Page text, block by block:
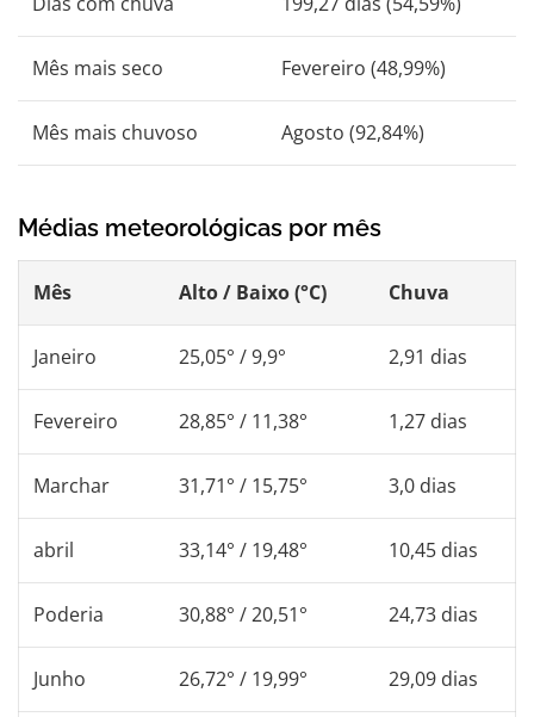
Mês mais seco Fevereiro (48,99%)
Mês mais chuvoso Agosto (92,84%)
Médias meteorológicas por mês
Mês Alto / Baixo (°C) Chuva
Janeiro 25,05° / 9,9° 2,91 dias
Fevereiro 28,85° / 11,38° 1,27 dias
Marchar 31,71° / 15,75° 3,0 dias
abril 33,14° / 19,48° 10,45 dias
Poderia 30,88° / 20,51° 24,73 dias
Junho 26,72° / 19,99° 29,09 dias